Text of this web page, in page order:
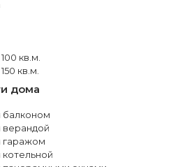
кв.м.
кв.м.
дома
балконом
верандой
гаражом